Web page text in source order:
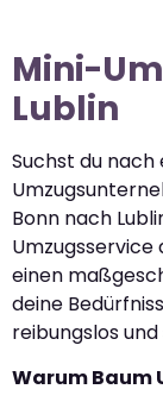
Mini-
Lublin
Suchst du nach
Bonn nach
Umzugsservice
einen
deine
reibungslos
Warum Baum